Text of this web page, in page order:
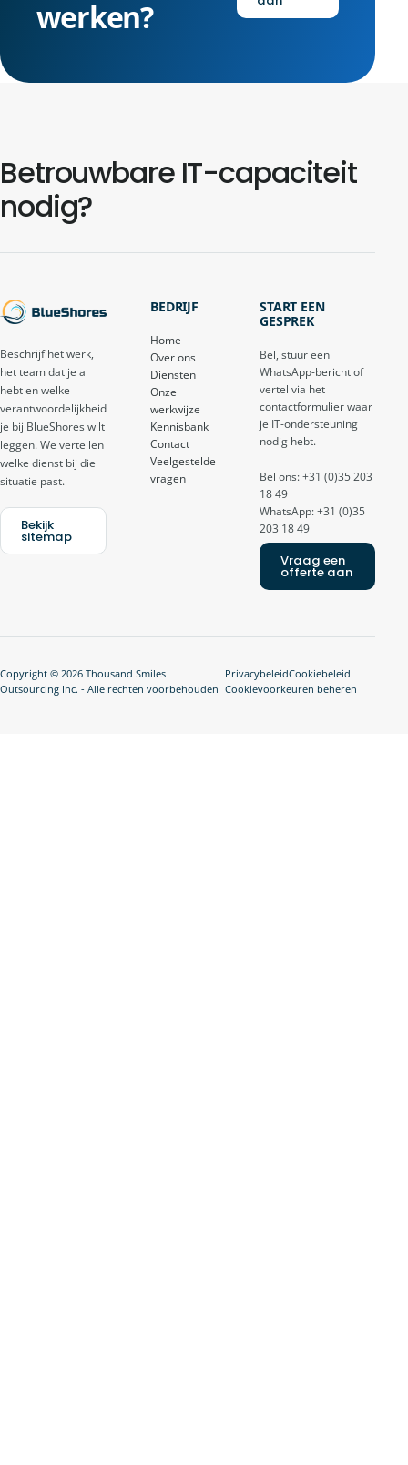
werken?
Betrouwbare IT-capaciteit
nodig?
Beschrijf het werk,
het team dat je al
hebt en welke
verantwoordelijkheid
je bij BlueShores wilt
leggen. We vertellen
welke dienst bij die
situatie past.
Bekijk
sitemap
BEDRIJF
Home
Over ons
Diensten
Onze
werkwijze
Kennisbank
Contact
Veelgestelde
vragen
START EEN
GESPREK
Bel, stuur een
WhatsApp-bericht of
vertel via het
contactformulier waar
je IT-ondersteuning
nodig hebt.
Bel ons: +31 (0)35 203
18 49
WhatsApp: +31 (0)35
203 18 49
Vraag een
offerte aan
Copyright © 2026 Thousand Smiles
Outsourcing Inc. - Alle rechten voorbehouden
PrivacybeleidCookiebeleid
Cookievoorkeuren beheren